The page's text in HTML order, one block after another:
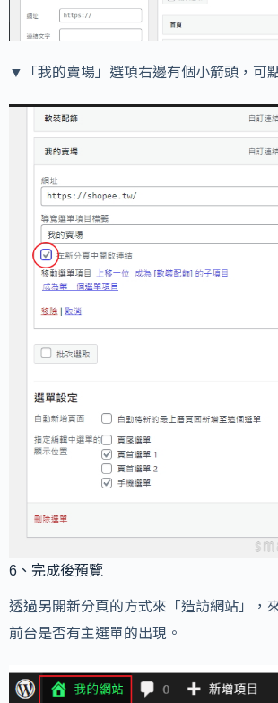
▼「我的賣場」選項右邊有個小箭頭，可
6、完成後預覽
透過另開新分頁的方式來「造訪網站」，
前台是否有主選單的出現。